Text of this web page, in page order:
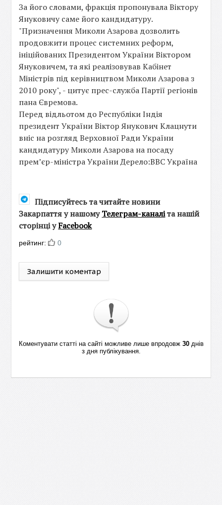
За його словами, фракція пропонувала Віктору
Януковичу саме його кандидатуру.
"Призначення Миколи Азарова дозволить
продовжити процес системних реформ,
ініційованих Президентом України Віктором
Януковичем, та які реалізовував Кабінет
Міністрів під керівництвом Миколи Азарова з
2010 року", - цитує прес-служба Партії регіонів
пана Євремова.
Перед відльотом до Республіки Індія
президент України Віктор Янукович Клацнути
вніс на розгляд Верховної Ради України
кандидатуру Миколи Азарова на посаду
прем’єр-міністра України Дерело:ВВС Україна
Підписуйтесь та читайте новини
Закарпаття у нашомуТелеграм-каналіта нашій
сторінці уFacebook
рейтинг: 0
Залишити коментар
Коментувати статті на сайті можливе лише впродовж 30днів
з дня публікування.